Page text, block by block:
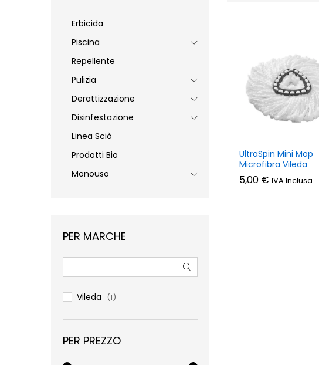
UltraSpin Mini Mop
Microfibra Vileda
5,00 € IVA Inclusa
5,00 €
Erbicida
Piscina
Repellente
Pulizia
Derattizzazione
Disinfestazione
Linea Sciò
Prodotti Bio
Monouso
PER MARCHE
Vileda (1)
PER PREZZO